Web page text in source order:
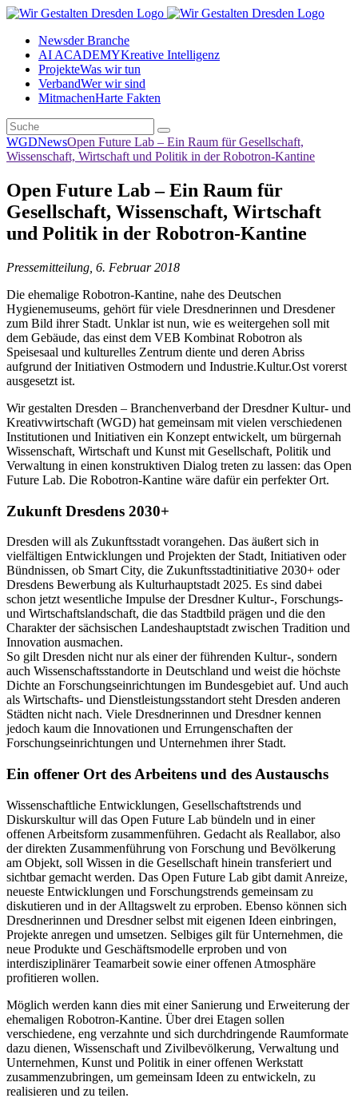
Newsder Branche
AI ACADEMYKreative Intelligenz
ProjekteWas wir tun
VerbandWer wir sind
MitmachenHarte Fakten
WGDNewsOpen Future Lab – Ein Raum für Gesellschaft,
Wissenschaft, Wirtschaft und Politik in der Robotron-Kantine
Open Future Lab – Ein Raum für
Gesellschaft, Wissenschaft, Wirtschaft
und Politik in der Robotron-Kantine
Pressemitteilung, 6. Februar 2018
Die ehemalige Robotron-Kantine, nahe des Deutschen
Hygienemuseums, gehört für viele Dresdnerinnen und Dresdener
zum Bild ihrer Stadt. Unklar ist nun, wie es weitergehen soll mit
dem Gebäude, das einst dem VEB Kombinat Robotron als
Speisesaal und kulturelles Zentrum diente und deren Abriss
aufgrund der Initiativen Ostmodern und Industrie.Kultur.Ost vorerst
ausgesetzt ist.
Wir gestalten Dresden – Branchenverband der Dresdner Kultur- und
Kreativwirtschaft (WGD) hat gemeinsam mit vielen verschiedenen
Institutionen und Initiativen ein Konzept entwickelt, um bürgernah
Wissenschaft, Wirtschaft und Kunst mit Gesellschaft, Politik und
Verwaltung in einen konstruktiven Dialog treten zu lassen: das Open
Future Lab. Die Robotron-Kantine wäre dafür ein perfekter Ort.
Zukunft Dresdens 2030+
Dresden will als Zukunftsstadt vorangehen. Das äußert sich in
vielfältigen Entwicklungen und Projekten der Stadt, Initiativen oder
Bündnissen, ob Smart City, die Zukunftsstadtinitiative 2030+ oder
Dresdens Bewerbung als Kulturhauptstadt 2025. Es sind dabei
schon jetzt wesentliche Impulse der Dresdner Kultur-, Forschungs-
und Wirtschaftslandschaft, die das Stadtbild prägen und die den
Charakter der sächsischen Landeshauptstadt zwischen Tradition und
Innovation ausmachen.
So gilt Dresden nicht nur als einer der führenden Kultur-, sondern
auch Wissenschaftsstandorte in Deutschland und weist die höchste
Dichte an Forschungseinrichtungen im Bundesgebiet auf. Und auch
als Wirtschafts- und Dienstleistungsstandort steht Dresden anderen
Städten nicht nach. Viele Dresdnerinnen und Dresdner kennen
jedoch kaum die Innovationen und Errungenschaften der
Forschungseinrichtungen und Unternehmen ihrer Stadt.
Ein offener Ort des Arbeitens und des Austauschs
Wissenschaftliche Entwicklungen, Gesellschaftstrends und
Diskurskultur will das Open Future Lab bündeln und in einer
offenen Arbeitsform zusammenführen. Gedacht als Reallabor, also
der direkten Zusammenführung von Forschung und Bevölkerung
am Objekt, soll Wissen in die Gesellschaft hinein transferiert und
sichtbar gemacht werden. Das Open Future Lab gibt damit Anreize,
neueste Entwicklungen und Forschungstrends gemeinsam zu
diskutieren und in der Alltagswelt zu erproben. Ebenso können sich
Dresdnerinnen und Dresdner selbst mit eigenen Ideen einbringen,
Projekte anregen und umsetzen. Selbiges gilt für Unternehmen, die
neue Produkte und Geschäftsmodelle erproben und von
interdisziplinärer Teamarbeit sowie einer offenen Atmosphäre
profitieren wollen.
Möglich werden kann dies mit einer Sanierung und Erweiterung der
ehemaligen Robotron-Kantine. Über drei Etagen sollen
verschiedene, eng verzahnte und sich durchdringende Raumformate
dazu dienen, Wissenschaft und Zivilbevölkerung, Verwaltung und
Unternehmen, Kunst und Politik in einer offenen Werkstatt
zusammenzubringen, um gemeinsam Ideen zu entwickeln, zu
realisieren und zu teilen.